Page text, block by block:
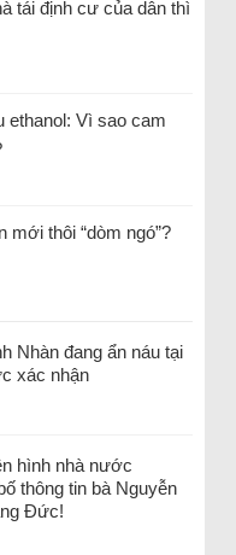
tái định cư của dân thì
ethanol: Vì sao cam
thôi “dòm ngó”?
Nhàn đang ẩn náu tại
xác nhận
hình nhà nước
thông tin bà Nguyễn
Đức!